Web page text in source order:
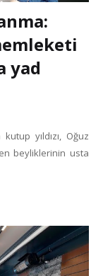
yad
yıldızı, Oğuz
beyliklerinin usta